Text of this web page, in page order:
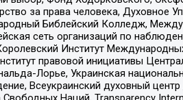
за права человека, Духовное
Библейский Колледж,
сеть организаций по
Институт
правовой инициативы
Лорье, Украинская
Всеукраинский духовный